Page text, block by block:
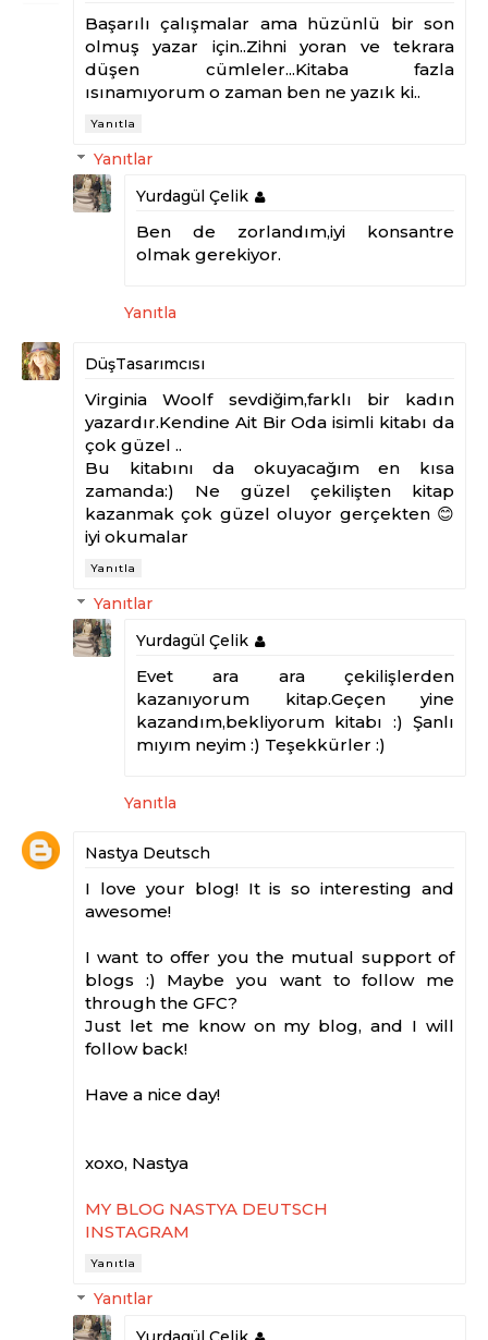
Başarılı çalışmalar ama hüzünlü bir son
olmuş yazar için..Zihni yoran ve tekrara
düşen cümleler...Kitaba fazla
ısınamıyorum o zaman ben ne yazık ki..
Yanıtla
Yanıtlar
Yurdagül Çelik
Ben de zorlandım,iyi konsantre
olmak gerekiyor.
Yanıtla
DüşTasarımcısı
Virginia Woolf sevdiğim,farklı bir kadın
yazardır.Kendine Ait Bir Oda isimli kitabı da
çok güzel ..
Bu kitabını da okuyacağım en kısa
zamanda:) Ne güzel çekilişten kitap
kazanmak çok güzel oluyor gerçekten 😊
iyi okumalar
Yanıtla
Yanıtlar
Yurdagül Çelik
Evet ara ara çekilişlerden
kazanıyorum kitap.Geçen yine
kazandım,bekliyorum kitabı :) Şanlı
mıyım neyim :) Teşekkürler :)
Yanıtla
Nastya Deutsch
I love your blog! It is so interesting and
awesome!
I want to offer you the mutual support of
blogs :) Maybe you want to follow me
through the GFC?
Just let me know on my blog, and I will
follow back!
Have a nice day!
xoxo, Nastya
MY BLOG NASTYA DEUTSCH
INSTAGRAM
Yanıtla
Yanıtlar